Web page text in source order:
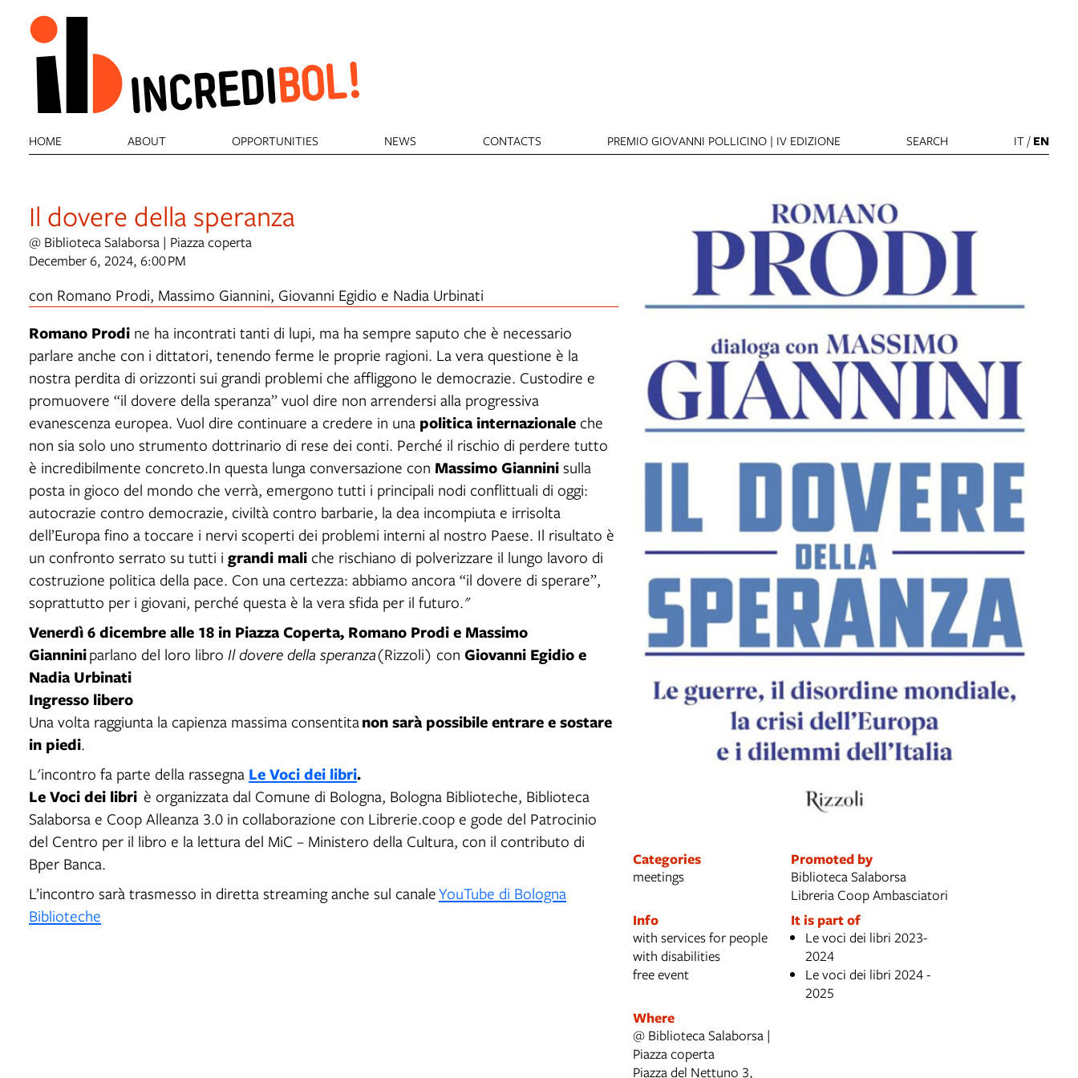
HOME ABOUT OPPORTUNITIES NEWS CONTACTS PREMIO GIOVANNI POLLICINO | IV EDIZIONE SEARCH IT/ EN
Il dovere della speranza
@ Biblioteca Salaborsa | Piazza coperta
December 6, 2024, 6:00 PM
con Romano Prodi, Massimo Giannini, Giovanni Egidio e Nadia Urbinati
Romano Prodi ne ha incontrati tanti di lupi, ma ha sempre saputo che è necessario
parlare anche con i dittatori, tenendo ferme le proprie ragioni. La vera questione è la
nostra perdita di orizzonti sui grandi problemi che affliggono le democrazie. Custodire e
promuovere “il dovere della speranza” vuol dire non arrendersi alla progressiva
evanescenza europea. Vuol dire continuare a credere in una politica internazionale che
non sia solo uno strumento dottrinario di rese dei conti. Perché il rischio di perdere tutto
è incredibilmente concreto.In questa lunga conversazione con Massimo Giannini sulla
posta in gioco del mondo che verrà, emergono tutti i principali nodi conflittuali di oggi:
autocrazie contro democrazie, civiltà contro barbarie, la dea incompiuta e irrisolta
dell’Europa fino a toccare i nervi scoperti dei problemi interni al nostro Paese. Il risultato è
un confronto serrato su tutti i grandi mali che rischiano di polverizzare il lungo lavoro di
costruzione politica della pace. Con una certezza: abbiamo ancora “il dovere di sperare”,
soprattutto per i giovani, perché questa è la vera sfida per il futuro."
Venerdì 6 dicembrealle 18 in Piazza Coperta, Romano Prodi e Massimo
Gianniniparlano del loro libro Il dovere della speranza(Rizzoli) con Giovanni Egidio e
Nadia Urbinati
Ingresso libero
Una volta raggiunta la capienza massima consentita non sarà possibile entrare e sostare
in piedi.
L'incontro fa parte della rassegna Le Voci dei libri.
Le Voci dei libri è organizzata dal Comune di Bologna, Bologna Biblioteche, Biblioteca
Salaborsa e Coop Alleanza 3.0 in collaborazione con Librerie.coop e gode del Patrocinio
del Centro per il libro e la lettura del MiC – Ministero della Cultura, con il contributo di
Bper Banca.
L’incontro sarà trasmesso in diretta streaming anche sul canaleYouTube di Bologna
Biblioteche
Categories
meetings
Promoted by
Biblioteca Salaborsa
Libreria Coop Ambasciatori
Info
with services for people
with disabilities
free event
It is part of
Le voci dei libri 2023-
2024
Le voci dei libri 2024 -
2025
Where
@ Biblioteca Salaborsa |
Piazza coperta
Piazza del Nettuno 3,